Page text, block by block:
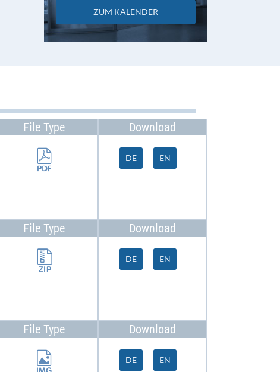
ZUM KALENDER
File Type Download
DE EN
File Type Download
DE EN
File Type Download
DE EN